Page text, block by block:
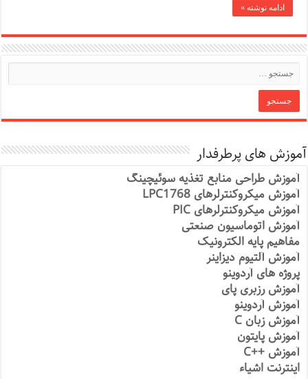
ادامه نوشته »
آموزش های پرطرفدار
آموزش طراحی منابع تغذیه سوئیچینگ
آموزش میکروکنترلرهای LPC1768
آموزش میکروکنترلرهای PIC
آموزش اتوماسیون صنعتی
مفاهیم پایه الکترونیک
آموزش آلتیوم دیزاینر
پروژه های آردوینو
آموزش رزبری پای
آموزش آردوینو
آموزش زبان C
آموزش پایتون
آموزش ++C
اینترنت اشیاء